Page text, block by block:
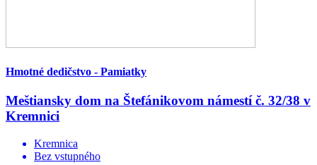
Hmotné dedičstvo - Pamiatky
Meštiansky dom na Štefánikovom námestí č. 32/38 v
Kremnici
Kremnica
Bez vstupného